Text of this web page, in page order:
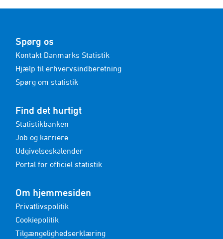
Spørg os
Kontakt Danmarks Statistik
Hjælp til erhvervsindberetning
Spørg om statistik
Find det hurtigt
Statistikbanken
Job og karriere
Udgivelseskalender
Portal for officiel statistik
Om hjemmesiden
Privatlivspolitik
Cookiepolitik
Tilgængelighedserklæring